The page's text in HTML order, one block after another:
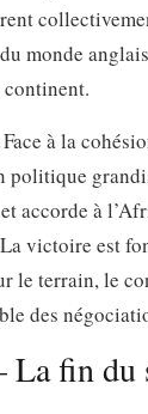
monde
à la
politique
accorde à
victoire est
le terrain, le
des
fin du